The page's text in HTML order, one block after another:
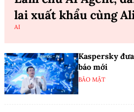
lai xuất khẩu cùng
AI
Kaspersky
báo mới
BẢO MẬT